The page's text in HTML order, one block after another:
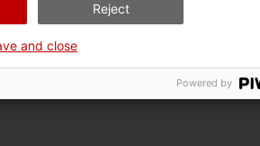
Type d’entrée
compra
Reject
and close
Powered by